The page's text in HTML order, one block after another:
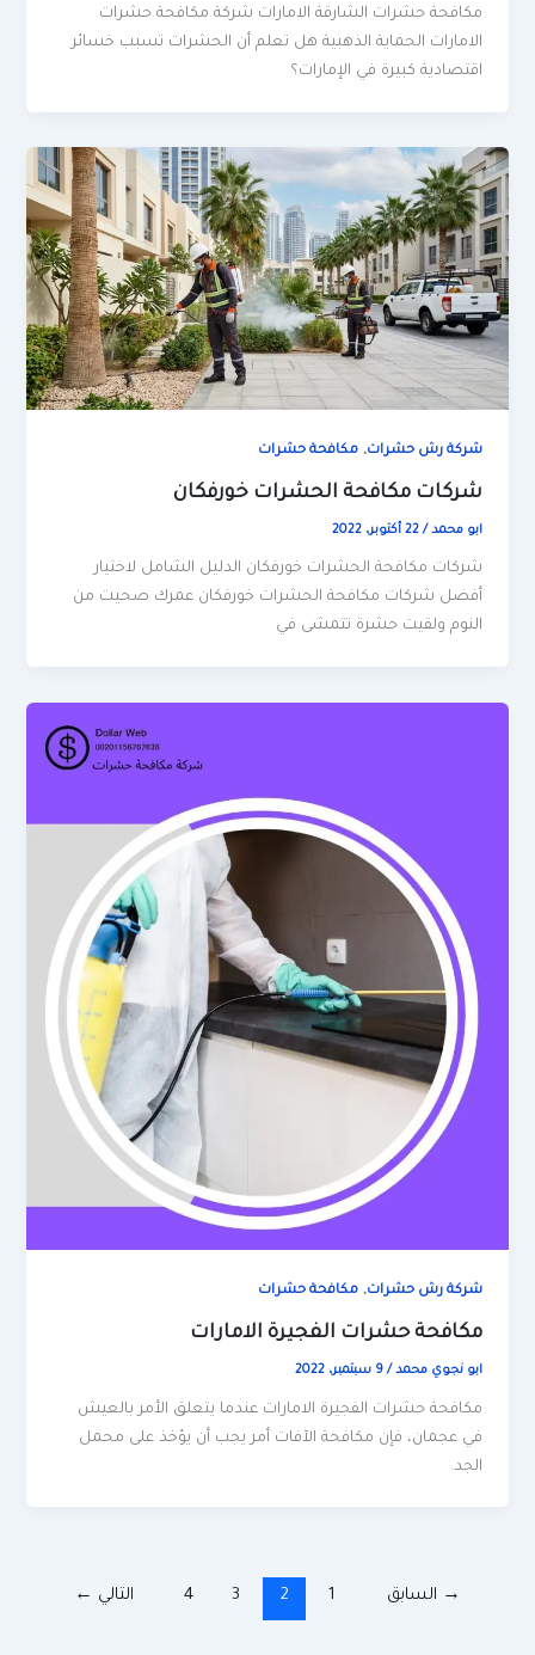
مكافحة حشرات الشارقة الامارات شركة مكافحة حشرات
الامارات الحماية الذهبية هل تعلم أن الحشرات تسبب خسائر
اقتصادية كبيرة في الإمارات؟
شركة رش حشرات,مكافحة حشرات
شركات مكافحة الحشرات خورفكان
ابو محمد/22 أكتوبر، 2022
شركات مكافحة الحشرات خورفكان الدليل الشامل لاختيار
أفضل شركات مكافحة الحشرات خورفكان عمرك صحيت من
النوم ولقيت حشرة تتمشى في
شركة رش حشرات,مكافحة حشرات
مكافحة حشرات الفجيرة الامارات
ابو نجوي محمد/9 سبتمبر، 2022
مكافحة حشرات الفجيرة الامارات عندما يتعلق الأمر بالعيش
في عجمان، فإن مكافحة الآفات أمر يجب أن يؤخذ على محمل
الجد.
→ السابق 1
2
3
4 التالي ←